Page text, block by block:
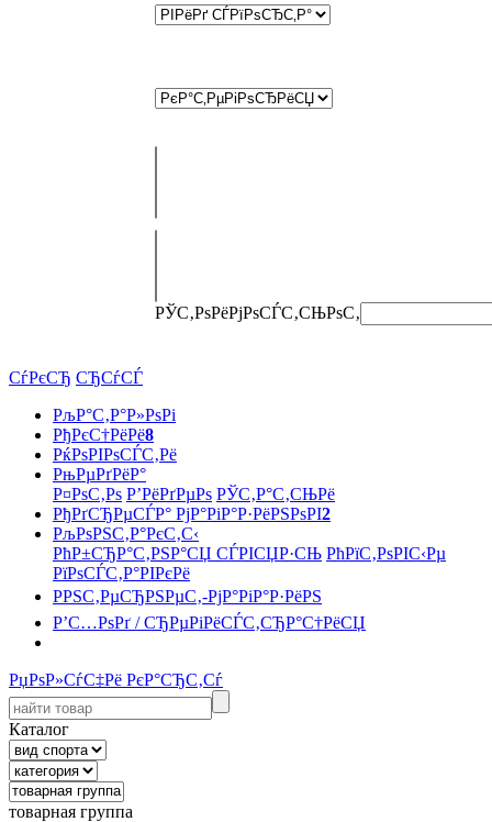
РЎС‚РѕРёРјРѕСЃС‚СЊРѕС‚
СѓРєСЂ СЂСѓСЃ
РљР°С‚Р°Р»РѕРі
РђРєС†РёРё8
РќРѕРІРѕСЃС‚Рё
РњРµРґРёР°
Р¤РѕС‚Рѕ Р’РёРґРµРѕ РЎС‚Р°С‚СЊРё
РђРґСЂРµСЃР° РјР°РіР°Р·РёРЅРѕРІ2
РљРѕРЅС‚Р°РєС‚С‹
РћР±СЂР°С‚РЅР°СЏ СЃРІСЏР·СЊ РћРїС‚РѕРІС‹Рµ
РїРѕСЃС‚Р°РІРєРё
РРЅС‚РµСЂРЅРµС‚-РјР°РіР°Р·РёРЅ
Р’С…РѕРґ / СЂРµРіРёСЃС‚СЂР°С†РёСЏ
РџРѕР»СѓС‡Рё РєР°СЂС‚Сѓ
Каталог
товарная группа